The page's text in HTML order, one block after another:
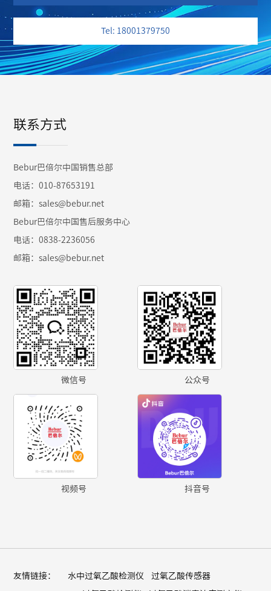
Tel: 18001379750
微信号 公众号
视频号 抖音号
联系方式
Bebur巴倍尔中国销售总部
电话：010-87653191
邮箱：sales@bebur.net
Bebur巴倍尔中国售后服务中心
电话：0838-2236056
邮箱：sales@bebur.net
友情链接： 水中过氧乙酸检测仪 过氧乙酸传感器